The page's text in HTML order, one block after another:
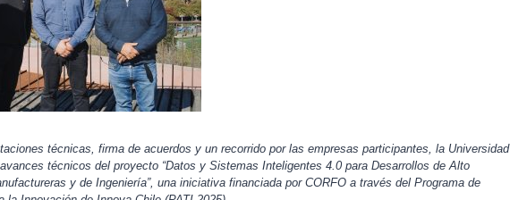
técnicas, firma de acuerdos y un recorrido por las empresas participantes, la Universidad
técnicos del proyecto “Datos y Sistemas Inteligentes 4.0 para Desarrollos de Alto
y de Ingeniería”, una iniciativa financiada por CORFO a través del Programa de